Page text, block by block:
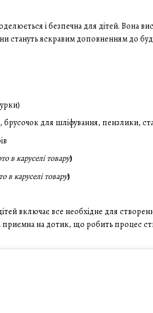
і безпечна для дітей. Вона
стануть яскравим доповненням до
брусочок для шліфування, пензлики,
в каруселі товару)
в каруселі товару)
включає все необхідне для
приємна на дотик, що робить процес